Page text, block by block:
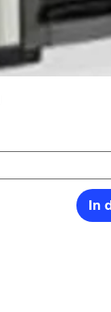
In